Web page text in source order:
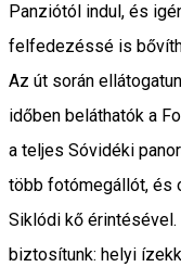
Panziótól indul, és
felfedezéssé is
Az út során
időben beláthatók a
a teljes Sóvidéki
több fotómegállót, és
Siklódi kő
biztosítunk: helyi